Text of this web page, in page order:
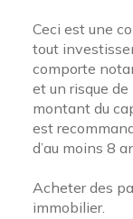
Ceci est une
tout
comporte
et un risque
montant du
est
d’au moins 8
Acheter des
immobilier.